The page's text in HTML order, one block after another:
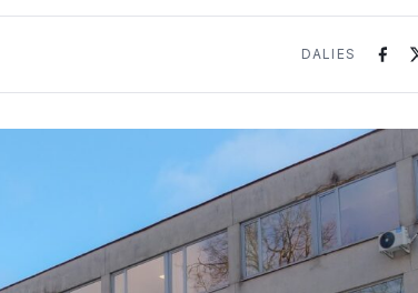
DALIES